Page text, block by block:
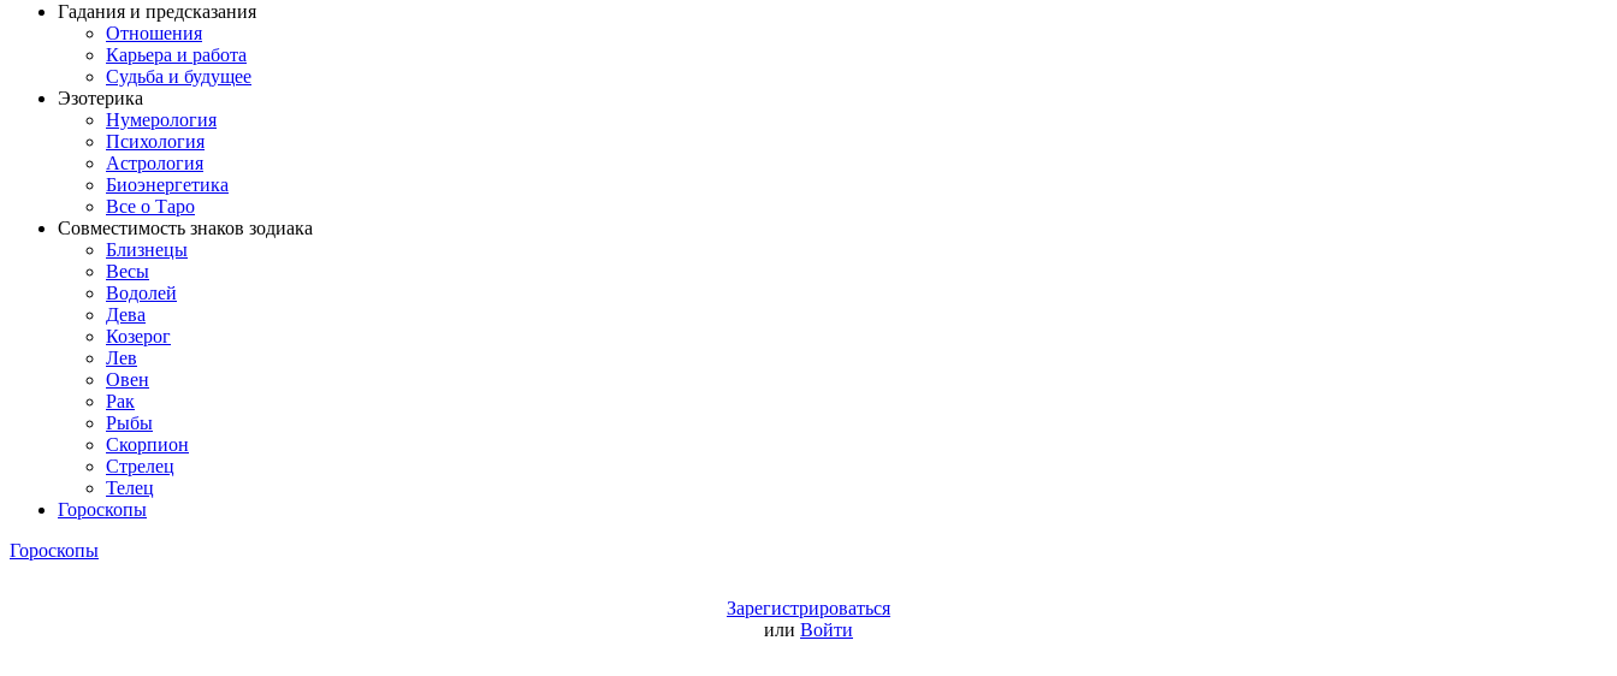
Гадания и предсказания
Отношения
Карьера и работа
Cудьба и будущее
Эзотерика
Нумерология
Психология
Астрология
Биоэнергетика
Все о Таро
Совместимость знаков зодиака
Близнецы
Весы
Водолей
Дева
Козерог
Лев
Овен
Рак
Рыбы
Скорпион
Стрелец
Телец
Гороскопы
Гороскопы
Зарегистрироваться
или Войти